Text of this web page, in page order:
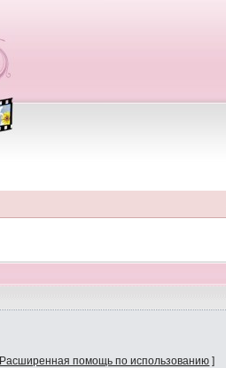
Расширенная помощь по использованию ]